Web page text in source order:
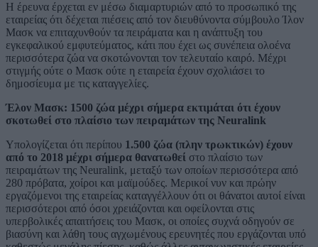
Η έρευνα έρχεται εν μέσω διαμαρτυριών από το προσωπικό της
εταιρείας ότι δέχεται πιέσεις από τον διευθύνοντα σύμβουλο Ίλον
Μασκ να επιταχυνθούν τα πειράματα και η ανάπτυξη του
εγκεφαλικού εμφυτεύματος, κάτι που έχει ως συνέπεια ολοένα
περισσότερα ζώα να σκοτώνονται τον τελευταίο καιρό. Μέχρι
στιγμής ούτε ο Μασκ ούτε η εταιρεία έχουν σχολιάσει το
δημοσίευμα με τις καταγγελίες.
Έλον Μασκ: 1500 ζώα μέχρι σήμερα εκτιμάται ότι έχουν
σκοτωθεί στο πλαίσιο των πειραμάτων της Neuralink
Υπολογίζεται ότι περίπου 1.500 ζώα (πλην τρωκτικών) έχουν
από το 2018 μέχρι σήμερα θανατωθεί στο πλαίσιο των
πειραμάτων της Neuralink, μεταξύ των οποίων περισσότερα από
280 πρόβατα, χοίροι και μαϊμούδες. Μερικοί νυν και πρώην
εργαζόμενοι της εταιρείας καταγγέλλουν ότι οι θάνατοι αυτοί είναι
περισσότεροι από όσοι χρειάζονται και οφείλονται στις
υπερβολικές απαιτήσεις του Μασκ, οι οποίες συχνά οδηγούν σε
βιασύνη και λάθη τους αγχωμένους ερευνητές που εργάζονται υπό